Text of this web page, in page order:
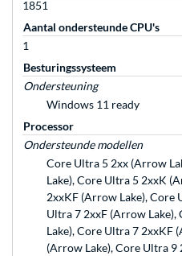
1851
Aantal ondersteunde CPU's
1
Besturingssysteem
Ondersteuning
Windows 11 ready
Processor
Ondersteunde modellen
Core Ultra 5 2xx (Arrow
Lake), Core Ultra 5 2xxK
2xxKF (Arrow Lake), Core
Ultra 7 2xxF (Arrow
Lake), Core Ultra 7 2xxKF
(Arrow Lake), Core Ultra 9